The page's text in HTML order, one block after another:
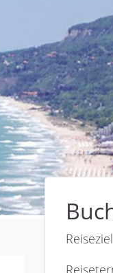
Reiseziel